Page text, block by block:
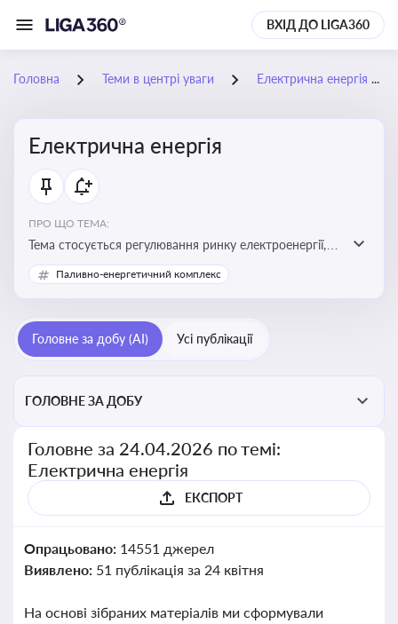
ВХІД ДО LIGA360
Головна Теми в центрі уваги Електрична енергія
Електрична енергія
ПРО ЩО ТЕМА:
Тема стосується регулювання ринку електроенергії,
включаючи її виробництво, постачання та фінансові
стимули для відновлюваної енергетики
Паливно-енергетичний комплекс
Головне за добу (AI) Усі публікації
ГОЛОВНЕ ЗА ДОБУ
Головне за 24.04.2026 по темі:
Електрична енергія
ЕКСПОРТ
Опрацьовано: 14551 джерел
Виявлено: 51 публікація за 24 квітня
На основі зібраних матеріалів ми сформували